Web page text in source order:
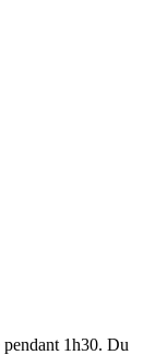
pendant 1h30. Du